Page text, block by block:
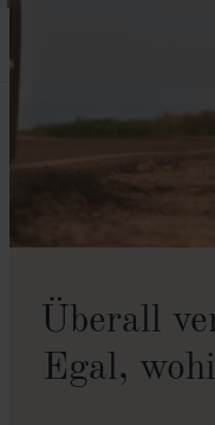
Überall
Egal,